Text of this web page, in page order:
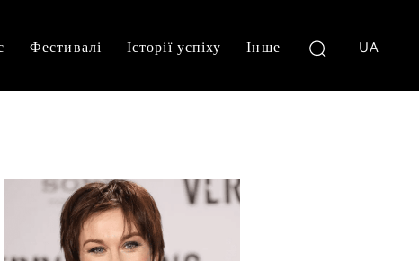
Фестивалі Історії успіху Інше UA